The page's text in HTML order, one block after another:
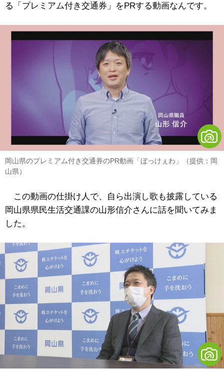
る「プレミアム付き交通券」をPRする動画なんです。
岡山県のプレミアム付き交通券のPR動画「ぼっけぇわ」（提供：岡
山県）
この動画の仕掛け人で、
自ら出演し歌も披露している
岡山県県民生活交通課の山形信介さんに話を聞いてみま
した。